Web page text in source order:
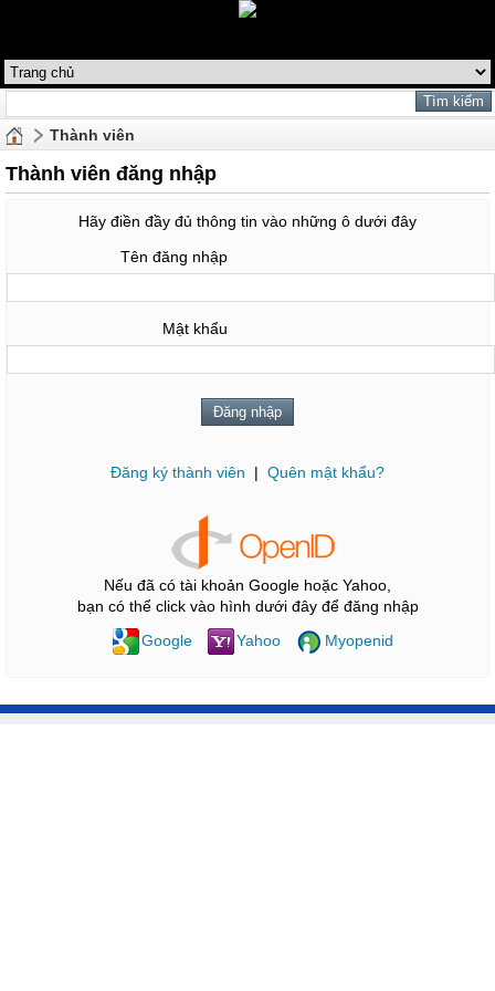
Thành viên
Thành viên đăng nhập
Hãy điền đầy đủ thông tin vào những ô dưới đây
Tên đăng nhập
Mật khẩu
Đăng ký thành viên | Quên mật khẩu?
Nếu đã có tài khoản Google hoặc Yahoo,
bạn có thể click vào hình dưới đây để đăng nhập
Google
Yahoo Myopenid